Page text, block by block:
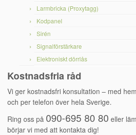
Larmbricka (Proxytagg)
Kodpanel
Sirén
Signalförstärkare
Elektroniskt dörrlås
Kostnadsfria råd
Vi ger kostnadsfri konsultation – med
och per telefon över hela Sverige.
Ring oss på 090-695 80 80 eller
börjar vi med att kontakta dig!